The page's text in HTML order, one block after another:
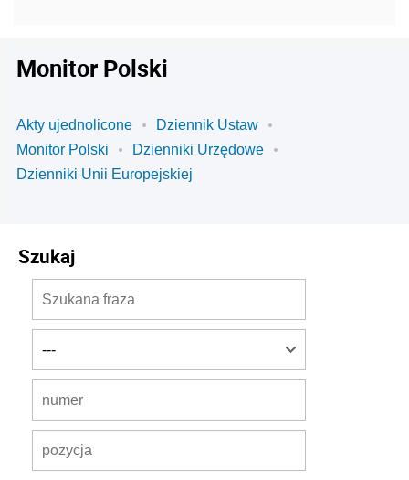
Monitor Polski
Akty ujednolicone
Dziennik Ustaw
Monitor Polski
Dzienniki Urzędowe
Dzienniki Unii Europejskiej
Szukaj